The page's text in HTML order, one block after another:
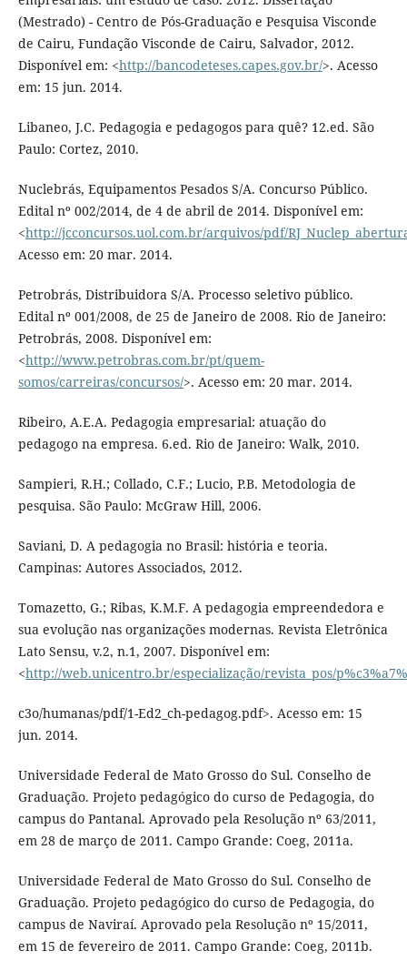
(Mestrado) - Centro de Pós-Graduação e Pesquisa Visconde
de Cairu, Fundação Visconde de Cairu, Salvador, 2012.
Disponível em: <http://bancodeteses.capes.gov.br/>. Acesso
em: 15 jun. 2014.
Libaneo, J.C. Pedagogia e pedagogos para quê? 12.ed. São
Paulo: Cortez, 2010.
Nuclebrás, Equipamentos Pesados S/A. Concurso Público.
Edital nº 002/2014, de 4 de abril de 2014. Disponível em:
<http://jcconcursos.uol.com.br/arquivos/pdf/
Acesso em: 20 mar. 2014.
Petrobrás, Distribuidora S/A. Processo seletivo público.
Edital nº 001/2008, de 25 de Janeiro de 2008. Rio de Janeiro:
Petrobrás, 2008. Disponível em:
<http://www.petrobras.com.br/pt/quem-
somos/carreiras/concursos/>. Acesso em: 20 mar. 2014.
Ribeiro, A.E.A. Pedagogia empresarial: atuação do
pedagogo na empresa. 6.ed. Rio de Janeiro: Walk, 2010.
Sampieri, R.H.; Collado, C.F.; Lucio, P.B. Metodologia de
pesquisa. São Paulo: McGraw Hill, 2006.
Saviani, D. A pedagogia no Brasil: história e teoria.
Campinas: Autores Associados, 2012.
Tomazetto, G.; Ribas, K.M.F. A pedagogia empreendedora e
sua evolução nas organizações modernas. Revista Eletrônica
Lato Sensu, v.2, n.1, 2007. Disponível em:
<http://web.unicentro.br/especialização/revista_pos/p%c3%a7%
c3o/humanas/pdf/1-Ed2_ch-pedagog.pdf>. Acesso em: 15
jun. 2014.
Universidade Federal de Mato Grosso do Sul. Conselho de
Graduação. Projeto pedagógico do curso de Pedagogia, do
campus do Pantanal. Aprovado pela Resolução nº 63/2011,
em 28 de março de 2011. Campo Grande: Coeg, 2011a.
Universidade Federal de Mato Grosso do Sul. Conselho de
Graduação. Projeto pedagógico do curso de Pedagogia, do
campus de Naviraí. Aprovado pela Resolução nº 15/2011,
em 15 de fevereiro de 2011. Campo Grande: Coeg, 2011b.